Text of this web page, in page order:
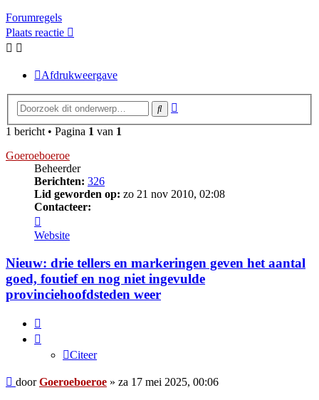
Forumregels
Plaats reactie
Afdrukweergave
Zoek
1 bericht • Pagina 1 van 1
Goeroeboeroe
Beheerder
Berichten: 326
Lid geworden op: zo 21 nov 2010, 02:08
Contacteer:
Goeroeboeroe
Website
Nieuw: drie tellers en markeringen geven het aantal
goed, foutief en nog niet ingevulde
provinciehoofdsteden weer
Citeer
Bericht
doorGoeroeboeroe » za 17 mei 2025, 00:06